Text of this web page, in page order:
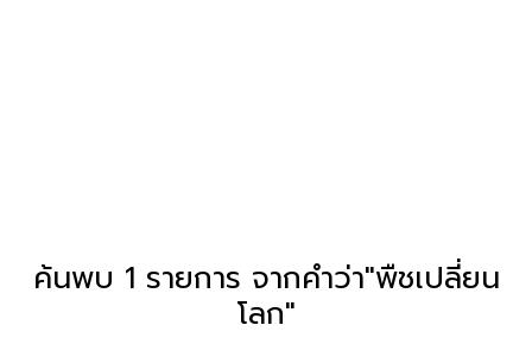
ค้นพบ 1 รายการ จากคำว่า"พืชเปลี่ยน
โลก"